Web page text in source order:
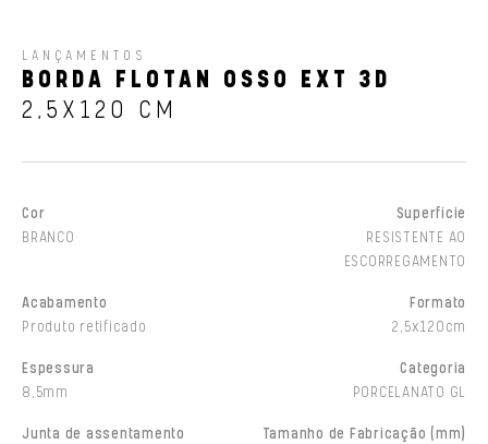
LANÇAMENTOS
BORDA FLOTAN OSSO EXT 3D
2,5X120 CM
Cor
BRANCO
Superfície
RESISTENTE AO
ESCORREGAMENTO
Acabamento
Produto retificado
Formato
2,5x120cm
Espessura
8,5mm
Categoria
PORCELANATO GL
Junta de assentamento
Tamanho de Fabricação (mm)